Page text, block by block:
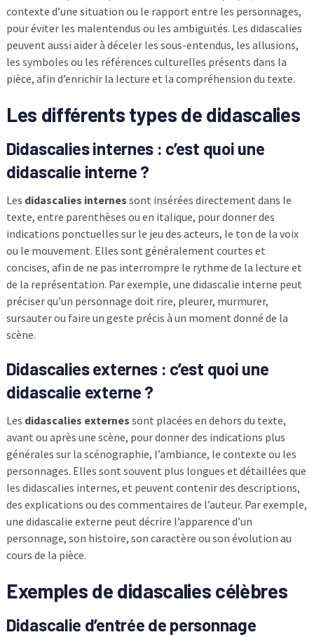
contexte d’une situation ou le rapport entre les personnages,
pour éviter les malentendus ou les ambiguïtés. Les didascalies
peuvent aussi aider à déceler les sous-entendus, les allusions,
les symboles ou les références culturelles présents dans la
pièce, afin d’enrichir la lecture et la compréhension du texte.
Les différents types de didascalies
Didascalies internes : c’est quoi une
didascalie interne ?
Les didascalies internes sont insérées directement dans le
texte, entre parenthèses ou en italique, pour donner des
indications ponctuelles sur le jeu des acteurs, le ton de la voix
ou le mouvement. Elles sont généralement courtes et
concises, afin de ne pas interrompre le rythme de la lecture et
de la représentation. Par exemple, une didascalie interne peut
préciser qu’un personnage doit rire, pleurer, murmurer,
sursauter ou faire un geste précis à un moment donné de la
scène.
Didascalies externes : c’est quoi une
didascalie externe ?
Les didascalies externes sont placées en dehors du texte,
avant ou après une scène, pour donner des indications plus
générales sur la scénographie, l’ambiance, le contexte ou les
personnages. Elles sont souvent plus longues et détaillées que
les didascalies internes, et peuvent contenir des descriptions,
des explications ou des commentaires de l’auteur. Par exemple,
une didascalie externe peut décrire l’apparence d’un
personnage, son histoire, son caractère ou son évolution au
cours de la pièce.
Exemples de didascalies célèbres
Didascalie d’entrée de personnage